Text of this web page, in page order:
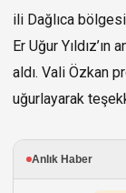
ili Dağlıca
Er Uğur
aldı. Vali Özkan
uğurlayarak
Anlık Haber